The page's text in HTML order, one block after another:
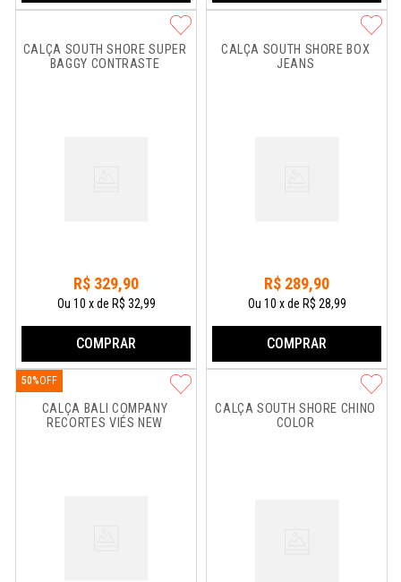
CALÇA SOUTH SHORE SUPER
BAGGY CONTRASTE
R$ 329,90
Ou 10 xde R$ 32,99
COMPRAR
CALÇA SOUTH SHORE BOX
JEANS
R$ 289,90
Ou 10 xde R$ 28,99
COMPRAR
CALÇA BALI COMPANY
RECORTES VIÉS NEW
50%
CALÇA SOUTH SHORE CHINO
COLOR